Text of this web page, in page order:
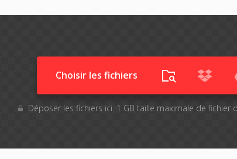
Choisir les fichiers
Déposer les fichiers ici. 1 GB taille maximale de fichier